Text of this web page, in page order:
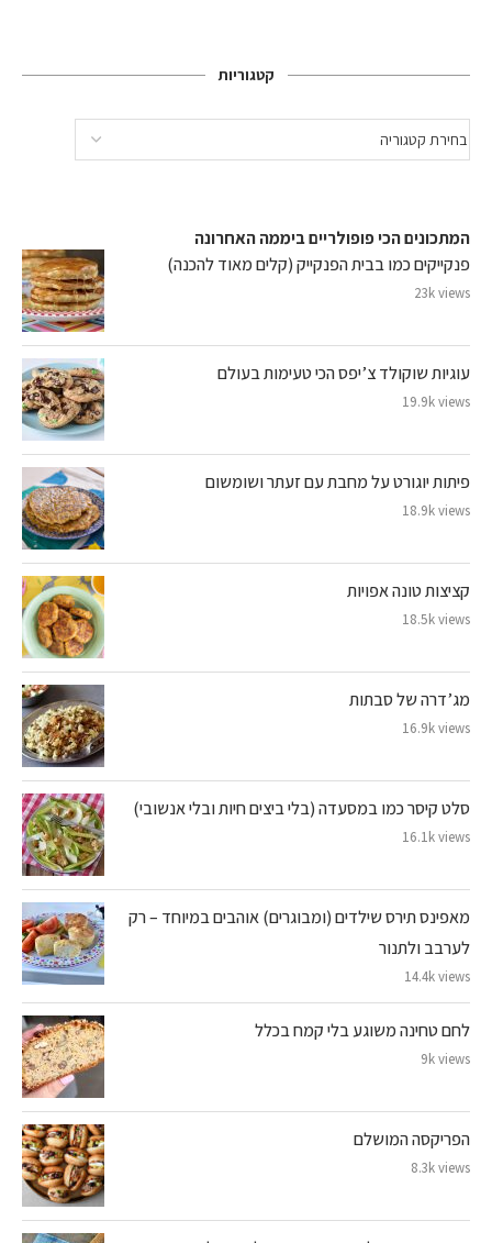
קטגוריות
המתכונים הכי פופולריים ביממה האחרונה
פנקייקים כמו בבית הפנקייק (קלים מאוד להכנה)
23k views
עוגיות שוקולד צ’יפס הכי טעימות בעולם
19.9k views
פיתות יוגורט על מחבת עם זעתר ושומשום
18.9k views
קציצות טונה אפויות
18.5k views
מג’דרה של סבתות
16.9k views
סלט קיסר כמו במסעדה (בלי ביצים חיות ובלי אנשובי)
16.1k views
מאפינס תירס שילדים (ומבוגרים) אוהבים במיוחד – רק
לערבב ולתנור
14.4k views
לחם טחינה משוגע בלי קמח בכלל
9k views
הפריקסה המושלם
8.3k views